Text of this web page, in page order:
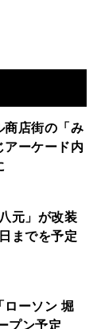
商店街の「み
アーケード内
元」が改装
までを予定
ローソン 堀
プン予定